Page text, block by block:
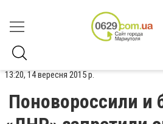
13:20, 14 вересня 2015 р.
Поновороссили и